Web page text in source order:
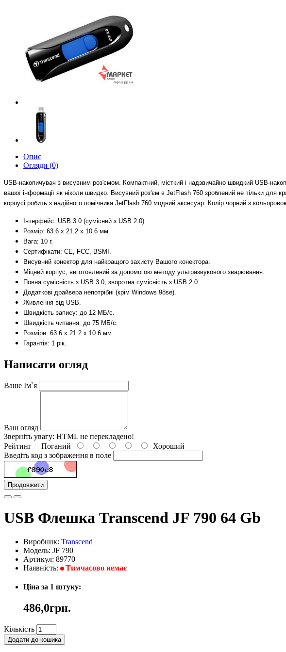
Опис
Огляди (0)
USB-накопичувач з висувним роз'ємом. Компактний, місткий і надзвичайно швидкий USB-
вашої інформації як ніколи швидко. Висувний роз'єм в JetFlash 760 зроблений не тільки для
корпусі робить з надійного помічника JetFlash 760 модний аксесуар. Колір чорний з
Інтерфейс: USB 3.0 (сумісний з USB 2.0).
Розмір: 63.6 x 21.2 x 10.6 мм.
Вага: 10 г.
Сертифікати: CE, FCC, BSMI.
Висувний конектор для найкращого захисту Вашого конектора.
Міцний корпус, виготовлений за допомогою методу ультразвукового зварювання.
Повна сумісність з USB 3.0, зворотна сумісність з USB 2.0.
Додаткові драйвера непотрібні (крім Windows 98se).
Живлення від USB.
Швидкість запису: до 12 МБ/с.
Швидкість читання: до 75 МБ/с.
Розміри: 63.6 х 21.2 х 10.6 мм.
Гарантія: 1 рік.
Написати огляд
Ваше Ім`я
Ваш огляд
Зверніть увагу: HTML не перекладено!
Рейтинг Поганий
Хороший
Введіть код з зображення в поле
Продовжити
USB Флешка Transcend JF 790 64 Gb
Виробник: Transcend
Модель: JF 790
Артикул: 89770
Наявність:
Тимчасово немає
Ціна за 1 штуку:
486,0грн.
Кількість
Додати до кошика